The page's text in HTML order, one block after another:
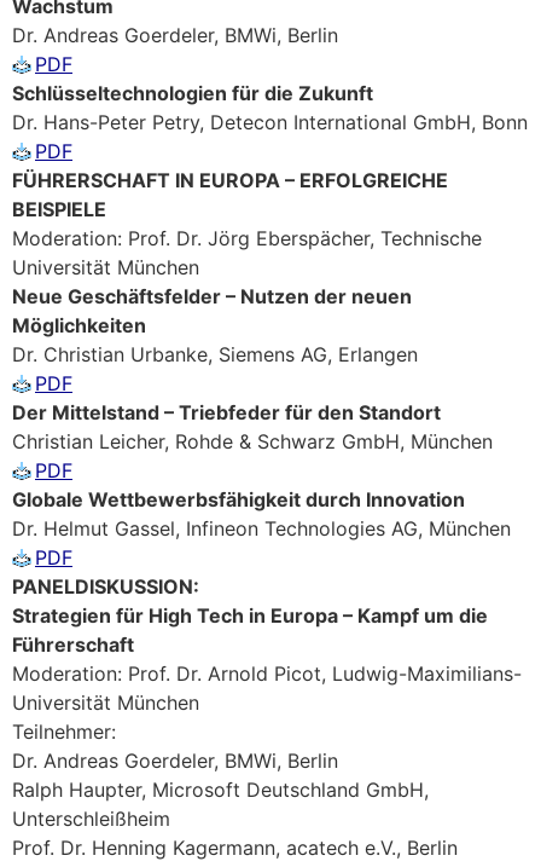
Wachstum
Dr. Andreas Goerdeler, BMWi, Berlin
PDF
Schlüsseltechnologien für die Zukunft
Dr. Hans-Peter Petry, Detecon International GmbH, Bonn
PDF
FÜHRERSCHAFT IN EUROPA – ERFOLGREICHE
BEISPIELE
Moderation: Prof. Dr. Jörg Eberspächer, Technische
Universität München
Neue Geschäftsfelder – Nutzen der neuen
Möglichkeiten
Dr. Christian Urbanke, Siemens AG, Erlangen
PDF
Der Mittelstand – Triebfeder für den Standort
Christian Leicher, Rohde & Schwarz GmbH, München
PDF
Globale Wettbewerbsfähigkeit durch Innovation
Dr. Helmut Gassel, Infineon Technologies AG, München
PDF
PANELDISKUSSION:
Strategien für High Tech in Europa – Kampf um die
Führerschaft
Moderation: Prof. Dr. Arnold Picot, Ludwig-Maximilians-
Universität München
Teilnehmer:
Dr. Andreas Goerdeler, BMWi, Berlin
Ralph Haupter, Microsoft Deutschland GmbH,
Unterschleißheim
Prof. Dr. Henning Kagermann, acatech e.V., Berlin